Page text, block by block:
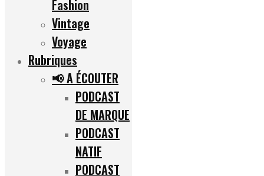
Fashion
Vintage
Voyage
Rubriques
📢 A ÉCOUTER
PODCAST
DE MARQUE
PODCAST
NATIF
PODCAST